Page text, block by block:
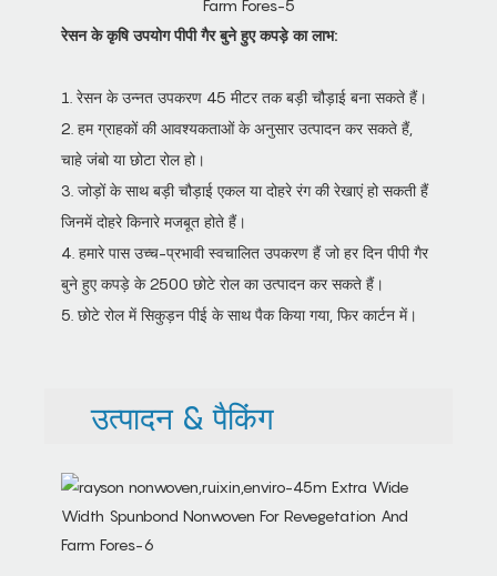
रेसन के कृषि उपयोग पीपी गैर बुने हुए कपड़े का लाभ:
1. रेसन के उन्नत उपकरण 45 मीटर तक बड़ी चौड़ाई बना सकते हैं।
2. हम ग्राहकों की आवश्यकताओं के अनुसार उत्पादन कर सकते हैं,
चाहे जंबो या छोटा रोल हो।
3. जोड़ों के साथ बड़ी चौड़ाई एकल या दोहरे रंग की रेखाएं हो सकती हैं
जिनमें दोहरे किनारे मजबूत होते हैं।
4. हमारे पास उच्च-प्रभावी स्वचालित उपकरण हैं जो हर दिन पीपी गैर
बुने हुए कपड़े के 2500 छोटे रोल का उत्पादन कर सकते हैं।
5. छोटे रोल में सिकुड़न पीई के साथ पैक किया गया, फिर कार्टन में।
उत्पादन & पैकिंग